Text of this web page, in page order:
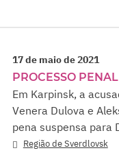
17 de maio de 2021
PROCESSO PENAL
Em Karpinsk, a
Venera Dulova e
pena suspensa para
Região de Sverdlovsk